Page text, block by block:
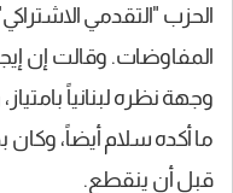
الحزب "التقدمي
المفاوضات. وقالت إن
وجهة نظره لبنانياً
ما أكده سلام أيضاً، وكان
قبل أن ينقطع.